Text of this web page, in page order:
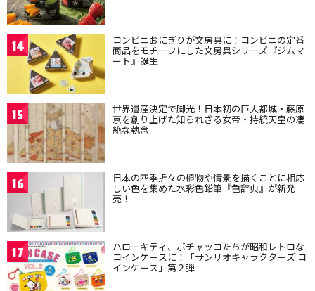
14 コンビニおにぎりが文房具に！コンビニの定番
商品をモチーフにした文房具シリーズ『ジムマ
ート』誕生
15 世界遺産決定で脚光！日本初の巨大都城・藤原
京を創り上げた知られざる女帝・持統天皇の凄
絶な執念
16 日本の四季折々の植物や情景を描くことに相応
しい色を集めた水彩色鉛筆『色辞典』が新発
売！
17 ハローキティ、ポチャッコたちが昭和レトロな
コインケースに！「サンリオキャラクターズ コ
インケース」第２弾